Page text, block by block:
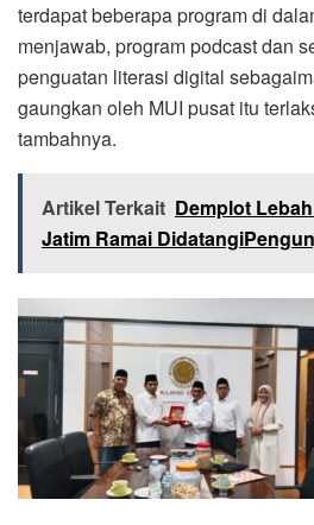
terdapat beberapa program di
menjawab, program podcast dan
penguatan literasi digital
gaungkan oleh MUI pusat itu
tambahnya.
Artikel Terkait Demplot
Jatim Ramai